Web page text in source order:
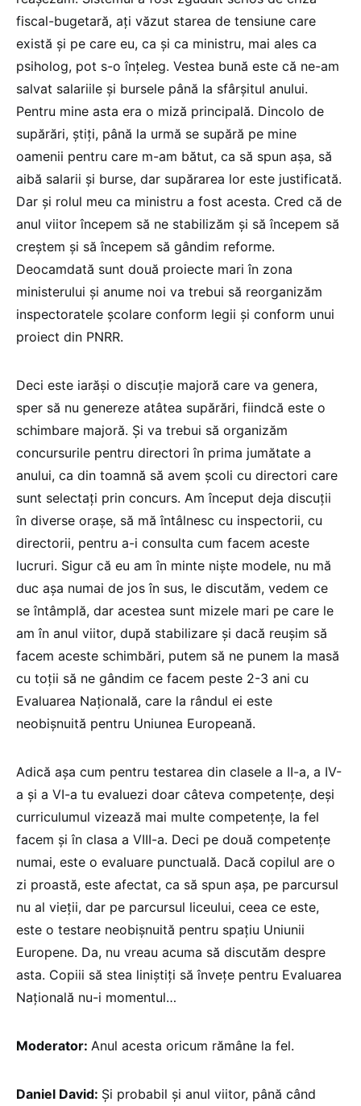
fiscal-bugetară, ați văzut starea de tensiune care
există și pe care eu, ca și ca ministru, mai ales ca
psiholog, pot s-o înțeleg. Vestea bună este că ne-am
salvat salariile și bursele până la sfârșitul anului.
Pentru mine asta era o miză principală. Dincolo de
supărări, știți, până la urmă se supără pe mine
oamenii pentru care m-am bătut, ca să spun așa, să
aibă salarii și burse, dar supărarea lor este justificată.
Dar și rolul meu ca ministru a fost acesta. Cred că de
anul viitor începem să ne stabilizăm și să începem să
creștem și să începem să gândim reforme.
Deocamdată sunt două proiecte mari în zona
ministerului și anume noi va trebui să reorganizăm
inspectoratele școlare conform legii și conform unui
proiect din PNRR.
Deci este iarăși o discuție majoră care va genera,
sper să nu genereze atâtea supărări, fiindcă este o
schimbare majoră. Și va trebui să organizăm
concursurile pentru directori în prima jumătate a
anului, ca din toamnă să avem școli cu directori care
sunt selectați prin concurs. Am început deja discuții
în diverse orașe, să mă întâlnesc cu inspectorii, cu
directorii, pentru a-i consulta cum facem aceste
lucruri. Sigur că eu am în minte niște modele, nu mă
duc așa numai de jos în sus, le discutăm, vedem ce
se întâmplă, dar acestea sunt mizele mari pe care le
am în anul viitor, după stabilizare și dacă reușim să
facem aceste schimbări, putem să ne punem la masă
cu toții să ne gândim ce facem peste 2-3 ani cu
Evaluarea Națională, care la rândul ei este
neobișnuită pentru Uniunea Europeană.
Adică așa cum pentru testarea din clasele a II-a, a IV-
a și a VI-a tu evaluezi doar câteva competențe, deși
curriculumul vizează mai multe competențe, la fel
facem și în clasa a VIII-a. Deci pe două competențe
numai, este o evaluare punctuală. Dacă copilul are o
zi proastă, este afectat, ca să spun așa, pe parcursul
nu al vieții, dar pe parcursul liceului, ceea ce este,
este o testare neobișnuită pentru spațiu Uniunii
Europene. Da, nu vreau acuma să discutăm despre
asta. Copiii să stea liniștiți să învețe pentru Evaluarea
Națională nu-i momentul…
Moderator: Anul acesta oricum rămâne la fel.
Daniel David: Și probabil și anul viitor, până când